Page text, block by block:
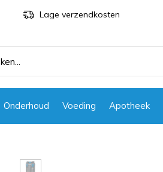
Onderhoud Voeding Apotheek
Lage verzendkosten